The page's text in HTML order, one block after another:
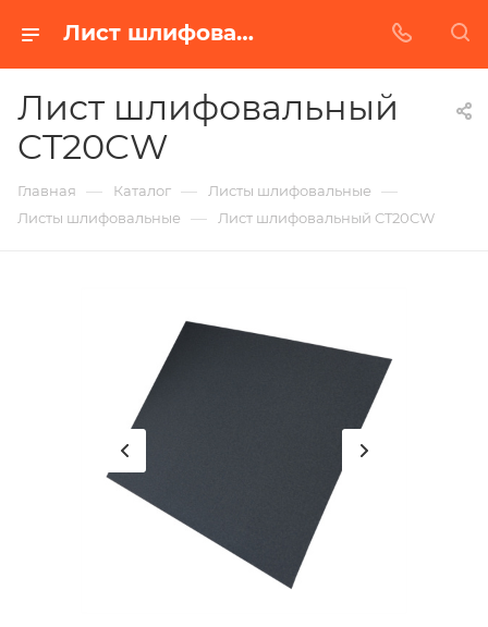
Лист шлифовальный CT20CW в Белгороде | Купить по недорогой цене от Абразивного Завода
Лист шлифовальный
CT20CW
Главная — Каталог — Листы шлифовальные —
Листы шлифовальные — Лист шлифовальный CT20CW